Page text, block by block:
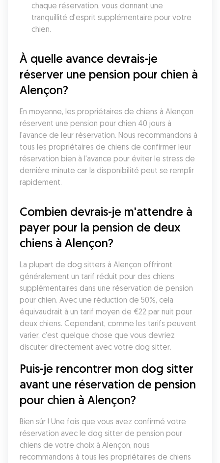
chaque réservation, vous donnant une
tranquillité d'esprit supplémentaire pour votre
chien.
À quelle avance devrais-je
réserver une pension pour chien à
Alençon?
En moyenne, les propriétaires de chiens à Alençon
réservent une pension pour chien 40 jours à
l'avance de leur réservation. Nous recommandons à
tous les propriétaires de chiens de confirmer leur
réservation bien à l'avance pour éviter le stress de
dernière minute car la disponibilité peut se remplir
rapidement.
Combien devrais-je m'attendre à
payer pour la pension de deux
chiens à Alençon?
La plupart de dog sitters à Alençon offriront
généralement un tarif réduit pour des chiens
supplémentaires dans une réservation de pension
pour chien. Avec une réduction de 50%, cela
équivaudrait à un tarif moyen de €22 par nuit pour
deux chiens. Cependant, comme les tarifs peuvent
varier, c'est quelque chose que vous devriez
discuter directement avec votre dog sitter.
Puis-je rencontrer mon dog sitter
avant une réservation de pension
pour chien à Alençon?
Bien sûr ! Une fois que vous avez confirmé votre
réservation avec le dog sitter de pension pour
chiens de votre choix à Alençon, nous
recommandons à tous les propriétaires de chiens